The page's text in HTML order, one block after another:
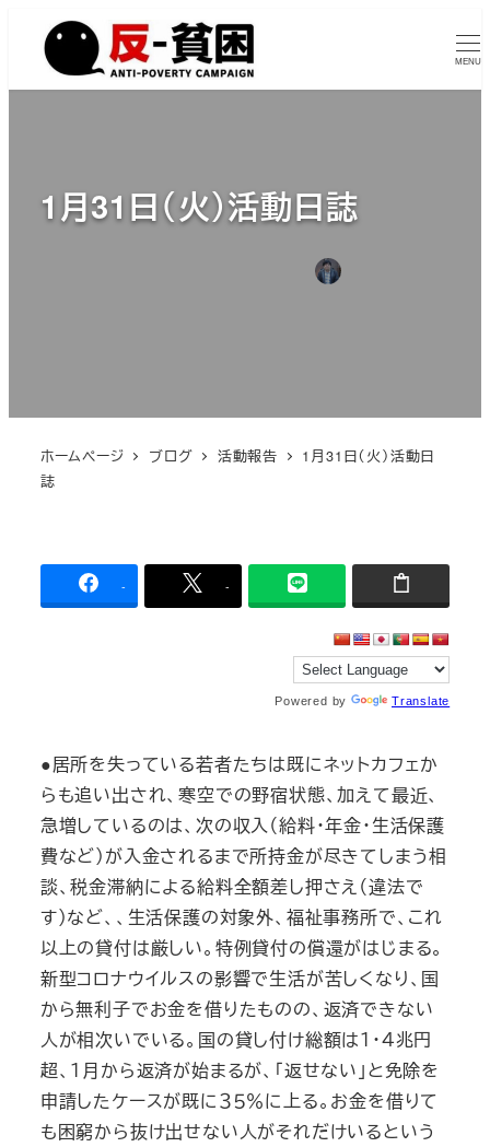
ン
MENU
1月31日（火）活動日誌
著
ホームページ ブログ 活動報告
1月31日（火）活動日
誌
- -
Powered by Translate
●居所を失っている若者たちは既にネットカフェか
らも追い出され、寒空での野宿状態、加えて最近、
急増しているのは、次の収入（給料・年金・生活保護
費など）が入金されるまで所持金が尽きてしまう相
談、税金滞納による給料全額差し押さえ（違法で
す）など、、生活保護の対象外、福祉事務所で、これ
以上の貸付は厳しい。特例貸付の償還がはじまる。
新型コロナウイルスの影響で生活が苦しくなり、国
から無利子でお金を借りたものの、返済できない
人が相次いでいる。国の貸し付け総額は１・４兆円
超、１月から返済が始まるが、「返せない」と免除を
申請したケースが既に３５％に上る。お金を借りて
も困窮から抜け出せない人がそれだけいるという